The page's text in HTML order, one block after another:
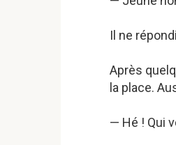
Il ne
Après
la place.
— Hé ! Qui